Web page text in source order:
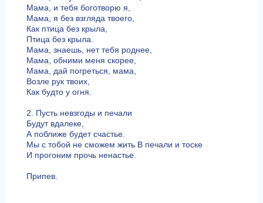
Мама, и тебя боготворю я,
Мама, я без взгляда твоего,
Как птица без крыла,
Птица без крыла.
Мама, знаешь, нет тебя роднее,
Мама, обними меня скорее,
Мама, дай погреться, мама,
Возле рук твоих,
Как будто у огня.
2. Пусть невзгоды и печали
Будут вдалеке,
А поближе будет счастье.
Мы с тобой не сможем жить В печали и тоске
И прогоним прочь ненастье.
Припев.